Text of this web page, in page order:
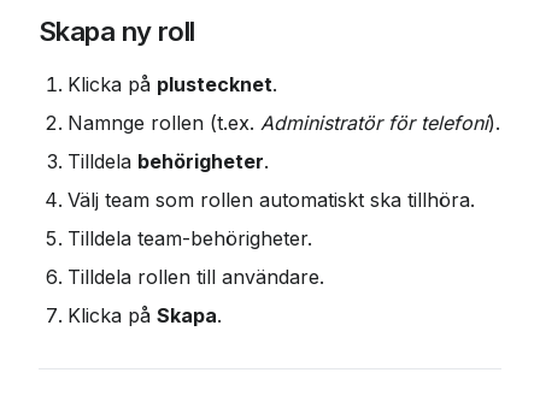
Skapa ny roll
Klicka på plustecknet.
Namnge rollen (t.ex. Administratör för telefoni).
Tilldela behörigheter.
Välj team som rollen automatiskt ska tillhöra.
Tilldela team-behörigheter.
Tilldela rollen till användare.
Klicka på Skapa.